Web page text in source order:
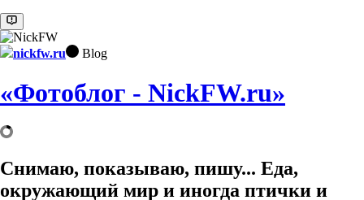
nickfw.ru Blog
«Фотоблог - NickFW.ru»
Снимаю, показываю, пишу... Еда,
окружающий мир и иногда птички и